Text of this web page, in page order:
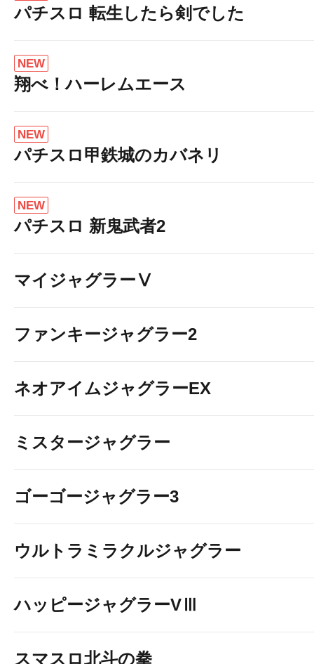
パチスロ 転生したら剣でした
NEW
翔べ！ハーレムエース
NEW
パチスロ甲鉄城のカバネリ
NEW
パチスロ 新鬼武者2
マイジャグラーⅤ
ファンキージャグラー2
ネオアイムジャグラーEX
ミスタージャグラー
ゴーゴージャグラー3
ウルトラミラクルジャグラー
ハッピージャグラーVⅢ
スマスロ北斗の拳